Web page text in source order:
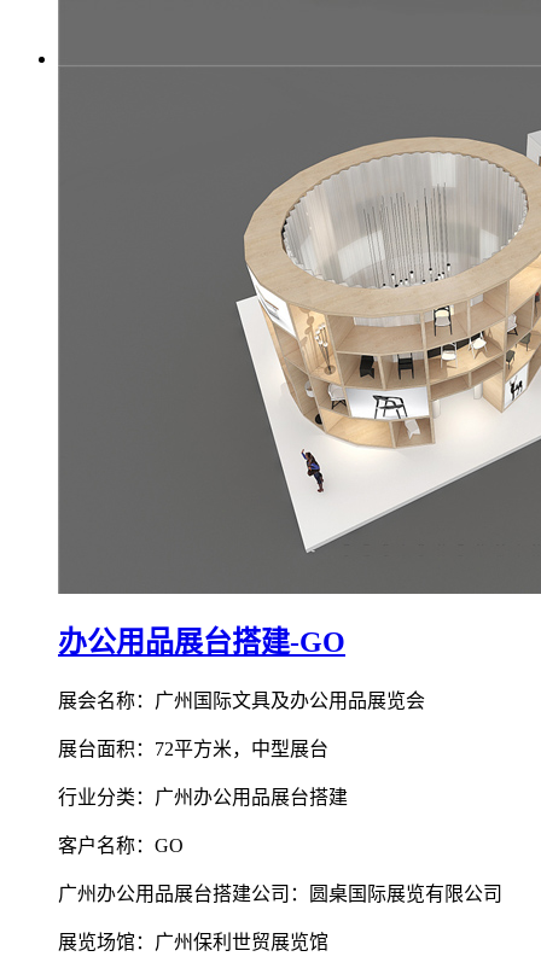
办公用品展台搭建-GO
展会名称：广州国际文具及办公用品展览会
展台面积：72平方米，中型展台
行业分类：广州办公用品展台搭建
客户名称：GO
广州办公用品展台搭建公司：圆桌国际展览有限公司
展览场馆：广州保利世贸展览馆